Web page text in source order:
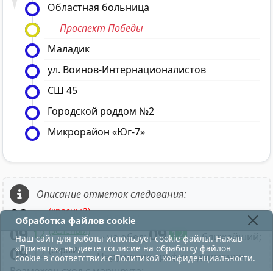
Областная больница
Проспект Победы
Маладик
ул. Воинов-Интернационалистов
СШ 45
Городской роддом №2
Микрорайон «Юг-7»
Описание отметок следования:
09 12(красный) - в парк;
09 12 (зелёный) - на обед;09 12 - ближайший;
09 12(серый)
- Нарушение графика движения.
Обработка файлов cookie
Наш сайт для работы использует cookie-файлы. Нажав
«Принять», вы даете согласие на обработку файлов
cookie в соответствии с Политикой конфиденциальности.